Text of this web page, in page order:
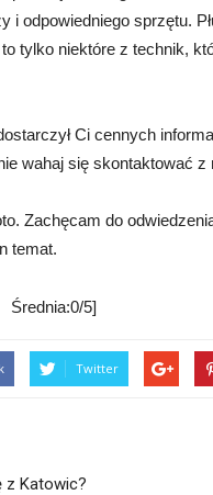
i odpowiedniego sprzętu.
tylko niektóre z technik,
Ci cennych
wahaj się skontaktować
Zachęcam do
temat.
Średnia:0/5]
Twitter
z Katowic?